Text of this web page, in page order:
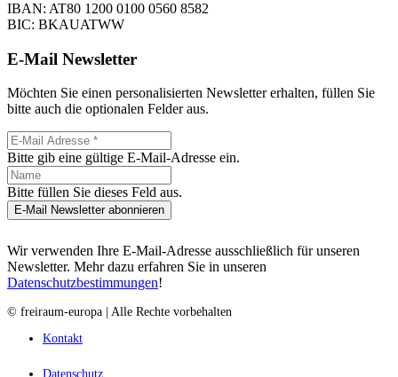
IBAN: AT80 1200 0100 0560 8582
BIC: BKAUATWW
E-Mail Newsletter
Möchten Sie einen personalisierten Newsletter erhalten, füllen Sie
bitte auch die optionalen Felder aus.
Bitte gib eine gültige E-Mail-Adresse ein.
Bitte füllen Sie dieses Feld aus.
E-Mail Newsletter abonnieren
Wir verwenden Ihre E-Mail-Adresse ausschließlich für unseren
Newsletter. Mehr dazu erfahren Sie in unseren
Datenschutzbestimmungen!
© freiraum-europa | Alle Rechte vorbehalten
Kontakt
Datenschutz